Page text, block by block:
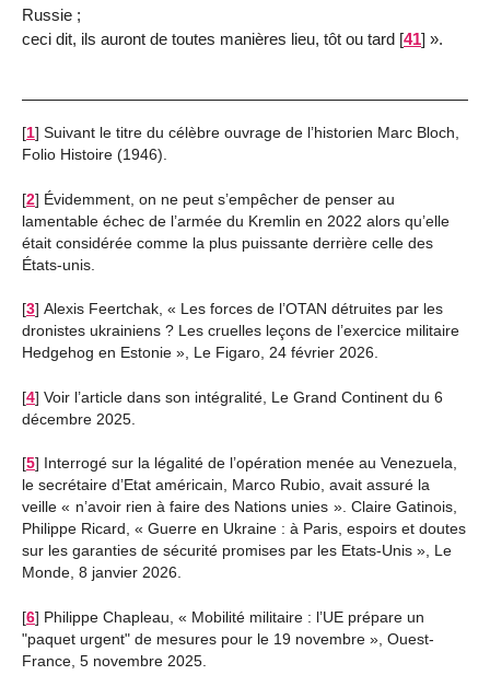
Russie ;
ceci dit, ils auront de toutes manières lieu, tôt ou tard [41] ».
[1] Suivant le titre du célèbre ouvrage de l’historien Marc Bloch,
Folio Histoire (1946).
[2] Évidemment, on ne peut s’empêcher de penser au
lamentable échec de l’armée du Kremlin en 2022 alors qu’elle
était considérée comme la plus puissante derrière celle des
États-unis.
[3] Alexis Feertchak, « Les forces de l’OTAN détruites par les
dronistes ukrainiens ? Les cruelles leçons de l’exercice militaire
Hedgehog en Estonie », Le Figaro, 24 février 2026.
[4] Voir l’article dans son intégralité, Le Grand Continent du 6
décembre 2025.
[5]
Interrogé sur la légalité de l’opération menée au Venezuela,
le secrétaire d’Etat américain, Marco Rubio, avait assuré la
veille « n’avoir rien à faire des Nations unies ». Claire Gatinois,
Philippe Ricard, « Guerre en Ukraine : à Paris, espoirs et doutes
sur les garanties de sécurité promises par les Etats-Unis », Le
Monde, 8 janvier 2026.
[6] Philippe Chapleau, « Mobilité militaire : l’UE prépare un
"paquet urgent" de mesures pour le 19 novembre », Ouest-
France, 5 novembre 2025.